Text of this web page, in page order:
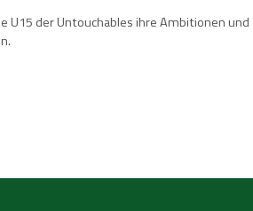
der Untouchables ihre Ambitionen und